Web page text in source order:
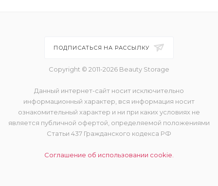
ПОДПИСАТЬСЯ НА РАССЫЛКУ
Copyright © 2011-2026 Beauty Storage
Данный интернет-сайт носит исключительно
информационный характер, вся информация носит
ознакомительный характер и ни при каких условиях не
является публичной офертой, определяемой положениями
Статьи 437 Гражданского кодекса РФ
Соглашение об использовании cookie.